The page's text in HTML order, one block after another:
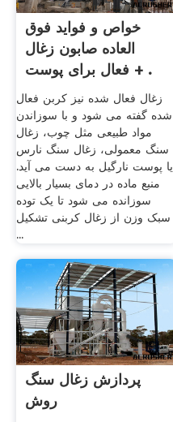
خواص و فواید فوق
العاده صابون زغال
فعال برای پوست + .
زغال فعال شده نیز کربن فعال
شده گفته می شود و با سوزاندن
مواد طبیعی مثل چوب، زغال
سنگ معمولی، زغال سنگ نارس
یا پوست نارگیل به دست می آید.
منبع ماده در دمای بسیار بالایی
سوزانده می شود تا یک توده
سبک وزن از زغال کربنی تشکیل
...
پردازش زغال سنگ
روش